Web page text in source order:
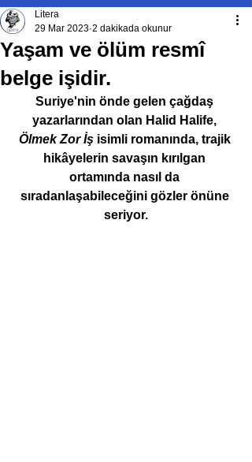
Yaşam ve ölüm resmî
belge işidir.
Litera
29 Mar 2023 2 dakikada okunur
Suriye'nin önde gelen çağdaş
yazarlarından olan Halid Halife,
Ölmek Zor İş isimli romanında, trajik
hikâyelerin savaşın kırılgan
ortamında nasıl da
sıradanlaşabileceğini gözler önüne
seriyor.